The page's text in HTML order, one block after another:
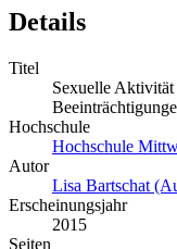
Details
Titel
Sexuelle
Hochschule
Hochschule
Autor
Lisa Bartschat
Erscheinungsjahr
2015
Seiten